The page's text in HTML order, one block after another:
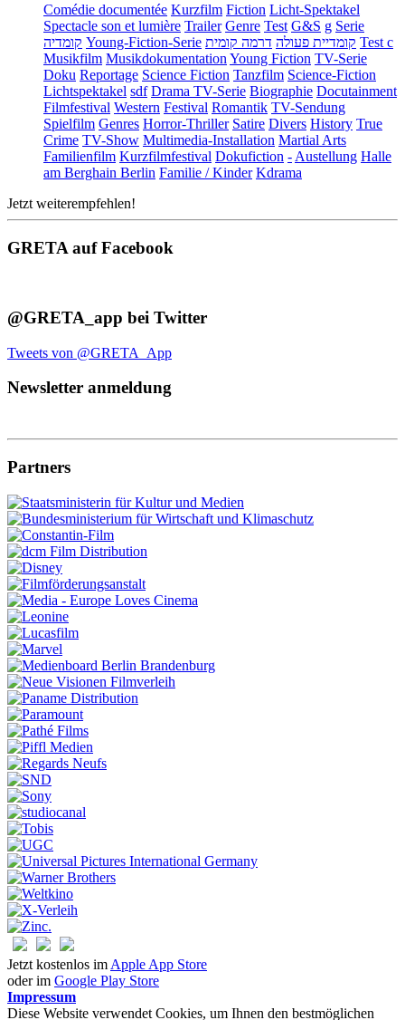
Comédie documentée Kurzfilm Fiction Licht-Spektakel
Spectacle son et lumière Trailer Genre Test G&S g Serie
קומדיה Young-Fiction-Serie קומדיית פעולה דרמה קומית
Test c
Musikfilm Musikdokumentation Young Fiction TV-Serie
Doku Reportage Science Fiction Tanzfilm Science-Fiction
Lichtspektakel sdf Drama TV-Serie Biographie Docutainment
Filmfestival Western Festival Romantik TV-Sendung
Spielfilm Genres Horror-Thriller Satire Divers History True
Crime TV-Show Multimedia-Installation Martial Arts
Familienfilm Kurzfilmfestival Dokufiction - Austellung Halle
am Berghain Berlin Familie / Kinder Kdrama
Jetzt weiterempfehlen!
GRETA auf Facebook
@GRETA_app bei Twitter
Tweets von @GRETA_App
Newsletter anmeldung
Partners
Jetzt kostenlos im Apple App Store
oder im Google Play Store
Impressum
Diese Website verwendet Cookies, um Ihnen den bestmöglichen